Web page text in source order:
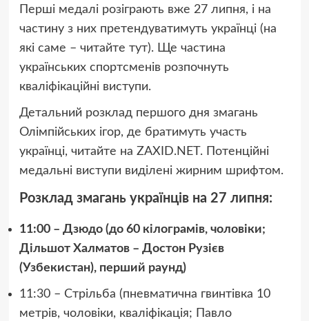
Перші медалі розіграють вже 27 липня, і на
частину з них претендуватимуть українці (на
які саме – читайте тут). Ще частина
українських спортсменів розпочнуть
кваліфікаційні виступи.
Детальний розклад першого дня змагань
Олімпійських ігор, де братимуть участь
українці, читайте на ZAXID.NET. Потенційні
медальні виступи виділені жирним шрифтом.
Розклад змагань українців на 27 липня:
11:00 – Дзюдо (до 60 кілограмів, чоловіки;
Дільшот Халматов – Достон Рузієв
(Узбекистан), перший раунд)
11:30 – Стрільба (пневматична гвинтівка 10
метрів, чоловіки, кваліфікація; Павло